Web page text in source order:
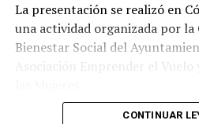
con la edad y experiencia de
Indicó que existen divisiones
adultos, con reglas específicas
dentro de esquemas
La presentación se realizó en
una actividad organizada por la
Bienestar Social del
Asociación Emprender el Vuelo
El encuentro reunió aCONTINUAR